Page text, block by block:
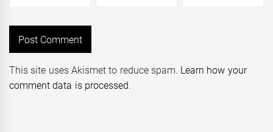
This site uses Akismet to reduce spam. Learn how your
comment data is processed.